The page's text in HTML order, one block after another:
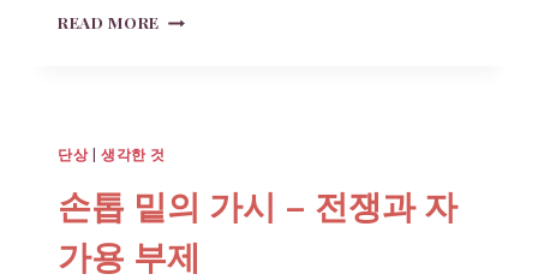
READ MORE
단상| 생각한 것
손톱 밑의 가시 – 전쟁과 자
가용 부제